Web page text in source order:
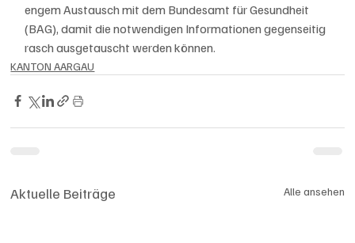
engem Austausch mit dem Bundesamt für Gesundheit
(BAG), damit die notwendigen Informationen gegenseitig
rasch ausgetauscht werden können.
KANTON AARGAU
Aktuelle Beiträge Alle ansehen